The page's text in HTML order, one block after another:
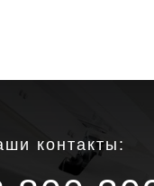
контакты: